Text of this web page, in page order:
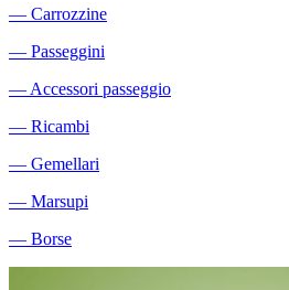
― Carrozzine
― Passeggini
― Accessori passeggio
― Ricambi
― Gemellari
― Marsupi
― Borse